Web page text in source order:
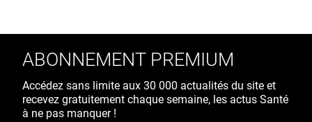
ABONNEMENT PREMIUM
Accédez sans limite aux 30 000 actualités du site et
recevez gratuitement chaque semaine, les actus Santé
à ne pas manquer !